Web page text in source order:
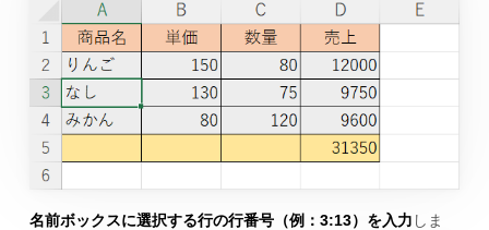
名前ボックスに選択する行の行番号（例：3:13）を入力 しま